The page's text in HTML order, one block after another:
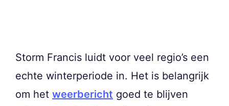
Storm Francis luidt voor veel regio’s een
echte winterperiode in. Het is belangrijk
om het weerbericht goed te blijven